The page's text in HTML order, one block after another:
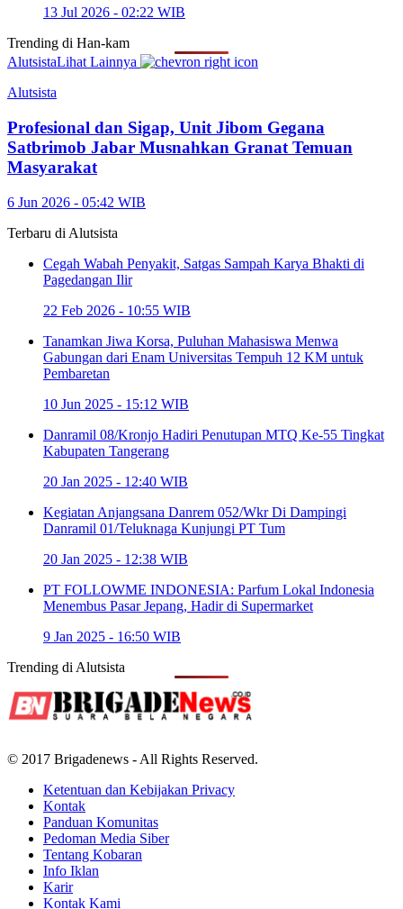
13 Jul 2026 - 02:22 WIB
Trending di Han-kam
AlutsistaLihat Lainnya
Alutsista
Profesional dan Sigap, Unit Jibom Gegana
Satbrimob Jabar Musnahkan Granat Temuan
Masyarakat
6 Jun 2026 - 05:42 WIB
Terbaru di Alutsista
Cegah Wabah Penyakit, Satgas Sampah Karya Bhakti di
Pagedangan Ilir
22 Feb 2026 - 10:55 WIB
Tanamkan Jiwa Korsa, Puluhan Mahasiswa Menwa
Gabungan dari Enam Universitas Tempuh 12 KM untuk
Pembaretan
10 Jun 2025 - 15:12 WIB
Danramil 08/Kronjo Hadiri Penutupan MTQ Ke-55 Tingkat
Kabupaten Tangerang
20 Jan 2025 - 12:40 WIB
Kegiatan Anjangsana Danrem 052/Wkr Di Dampingi
Danramil 01/Teluknaga Kunjungi PT Tum
20 Jan 2025 - 12:38 WIB
PT FOLLOWME INDONESIA: Parfum Lokal Indonesia
Menembus Pasar Jepang, Hadir di Supermarket
9 Jan 2025 - 16:50 WIB
Trending di Alutsista
© 2017 Brigadenews - All Rights Reserved.
Ketentuan dan Kebijakan Privacy
Kontak
Panduan Komunitas
Pedoman Media Siber
Tentang Kobaran
Info Iklan
Karir
Kontak Kami